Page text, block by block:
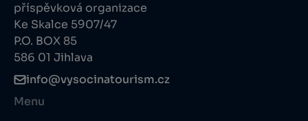
příspěvková organizace
Ke Skalce 5907/47
P.O. BOX 85
586 01 Jihlava
info@vysocinatourism.cz
Menu